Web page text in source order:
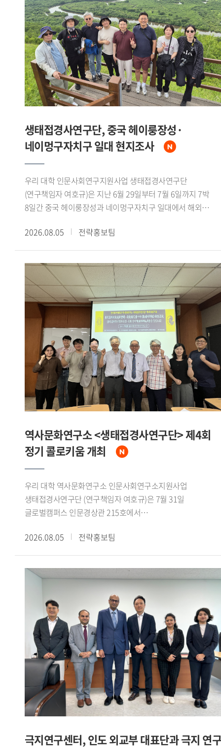
생태접경사연구단, 중국 헤이룽장성·
네이멍구자치구 일대 현지조사
우리 대학 인문사회연구지원사업 생태접경사연구단
(연구책임자 여호규)은 지난 6월 29일부터 7월 6일까지 7박
8일간 중국 헤이룽장성과 네이멍구자치구 일대에서 해외
참여했으며, 대흥안령 북서부의 생태환경과 북방유목민족의
역사문화를 조사 주제로 삼았다.조사단은 하얼빈과 치치하얼을
거쳐 어룬춘자치기 건허 어얼구나 만주리 하이라얼 자란툰으로
이어지는 노정을 밟았다. 가샨동 선비석실과 어원커족
순록문화 박물관, 후룬베이얼 역사박물관 등을 참관하는 한편,
넌강과 어얼구나강 유역, 어얼구나 습지, 후룬호를 직접
답사하며 삼림에서 수계, 초원으로 이어지는 자연환경의
변화를 확인했다.이번 조사를 통해 연구진은 에벤키
어룬춘족의 수렵 어로 목축 문화와 대흥안령 생태환경에 관한
자료를 폭넓게 수집했다. 특히 중 러 접경지대인 어얼구나강
유역과 만주리 일대에서 확인된 문화 요소들은 현지
소수민족의 문화와도 맞물리며 지역적 특색을 이루고 있었다.
수집된 성과는 향후 연구와 교육에 활용될 예정이다.
2026.08.05 전략홍보팀
역사문화연구소 <생태접경사연구단> 제4회
정기 콜로키움 개최
우리 대학 역사문화연구소 인문사회연구소지원사업
생태접경사연구단 (연구책임자 여호규)은 7월 31일
글로벌캠퍼스 인문경상관 215호에서
《散頒刑部格》殘卷談起」라는 주제로 제4회 정기
콜로키움을 개최했다. 이번 콜로키움은 현장 강연과 Webex를
통한 온라인 강연을 병행하는 방식으로 진행됐다.이번
콜로키움에서는 중국 법제사와 당대 형벌제도를 연구해 온
陳俊强 臺北大學 역사학과 석좌교수를 초청하여 唐代 流刑의
규정과 실상―돈황 문서 『散頒刑部格』 殘卷을 중심으로
라는 주제로 심도 있는 강연을 진행했다.강연에서는 돈황에서
발견된 『散頒刑部格』 잔권과 『唐律疏議』 등을 바탕으로
당대 유형(流刑)의 법적 규정과 실제 운영 양상을 살펴봤다.
먼저 육형(肉刑) 중심의 고대 형벌체계가 도형(徒刑)과 유형
중심으로 변화하고, 북위 후기에 정식 형벌로 성립한 유형이 수
당대에 오형체계의 하나로 정비되는 과정을 설명했다. 또한
유배 거리와 노역, 현지 호적 편입, 가족의 동행을 비롯하여
사면과 형벌의 가중 등 다양한 운영 방식을 검토했다. 이를 통해
공동체로부터의 분리와 낯선 유배지에 대한 두려움에 기초한
2026.08.05 전략홍보팀
극지연구센터, 인도 외교부 대표단과 극지 연